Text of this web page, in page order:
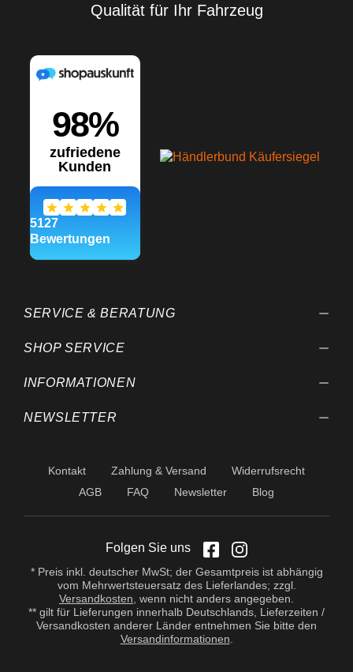
Qualität für Ihr Fahrzeug
SERVICE & BERATUNG
SHOP SERVICE
INFORMATIONEN
NEWSLETTER
Kontakt Zahlung & Versand
Widerrufsrecht
AGB
FAQ Newsletter Blog
Folgen Sie uns
* Preis inkl. deutscher MwSt; der Gesamtpreis ist abhängig
vom Mehrwertsteuersatz des Lieferlandes; zzgl.
Versandkosten , wenn nicht anders angegeben.
** gilt für Lieferungen innerhalb Deutschlands, Lieferzeiten /
Versandkosten anderer Länder entnehmen Sie bitte den
Versandinformationen